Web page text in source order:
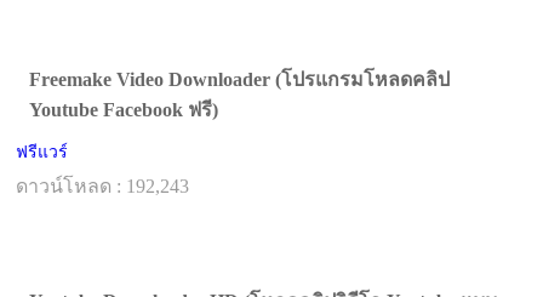
Freemake Video Downloader (โปรแกรมโหลดคลิป
Youtube Facebook ฟรี)
ฟรีแวร์
ดาวน์โหลด : 192,243